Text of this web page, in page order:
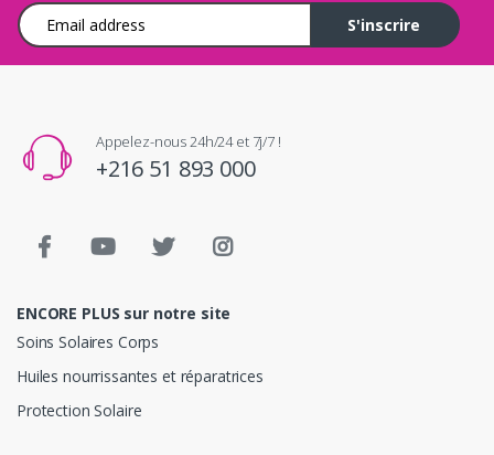
Adresse e-mail
S'inscrire
Appelez-nous 24h/24 et 7j/7 !
+216 51 893 000
ENCORE PLUS sur notre site
Soins Solaires Corps
Huiles nourrissantes et réparatrices
Protection Solaire